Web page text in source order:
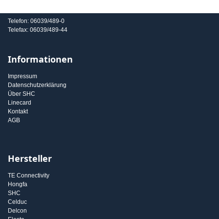
Telefon: 06039/489-0
Telefax: 06039/489-44
Informationen
Impressum
Datenschutzerklärung
Über SHC
Linecard
Kontakt
AGB
Hersteller
TE Connectivity
Hongfa
SHC
Celduc
Delcon